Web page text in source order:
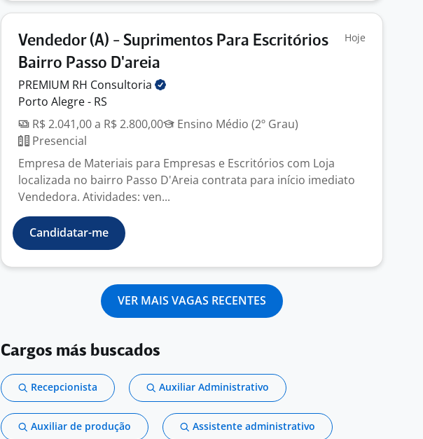
Vendedor (A) - Suprimentos Para Escritórios
Bairro Passo D'areia
Hoje
PREMIUM RH Consultoria
Porto Alegre - RS
R$ 2.041,00 a R$ 2.800,00
Ensino Médio (2º Grau)
Presencial
Empresa de Materiais para Empresas e Escritórios com Loja
localizada no bairro Passo D'Areia contrata para início imediato
Vendedora. Atividades: ven...
Candidatar-me
VER MAIS VAGAS RECENTES
Cargos más buscados
Recepcionista Auxiliar Administrativo
Auxiliar de produção Assistente administrativo